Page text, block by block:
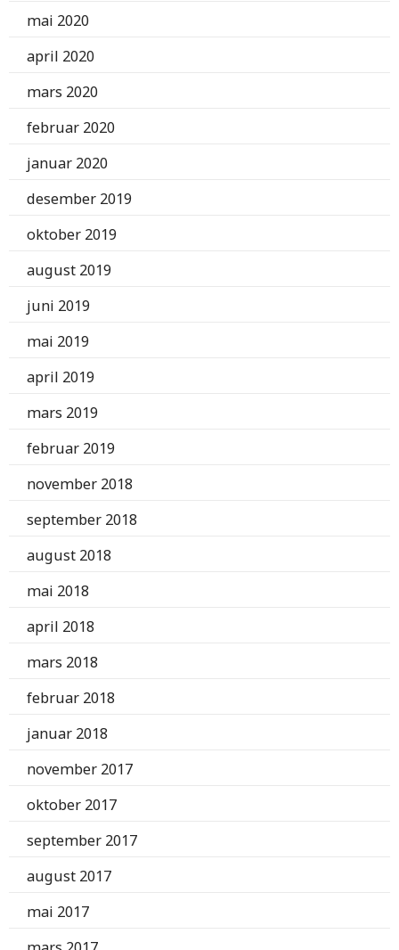
mai 2020
april 2020
mars 2020
februar 2020
januar 2020
desember 2019
oktober 2019
august 2019
juni 2019
mai 2019
april 2019
mars 2019
februar 2019
november 2018
september 2018
august 2018
mai 2018
april 2018
mars 2018
februar 2018
januar 2018
november 2017
oktober 2017
september 2017
august 2017
mai 2017